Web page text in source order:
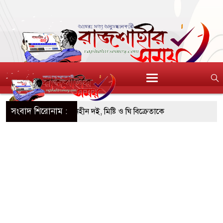
সংবাদ শিরোনাম :
অনুমোদনহীন দই, মিষ্টি ও ঘি বিক্রেতাকে